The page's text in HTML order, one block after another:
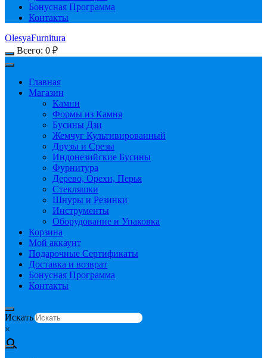
Бонусная Программа
Контакты
OlesyaFurnitura
Всего: 0 ₽
Главная
Магазин
Камни
Формы из Камня
Бусины Дзи
Жемчуг Культивированный
Друзы и Срезы
Индонезийские Бусины
Фурнитура
Дерево, Орехи, Перья
Стекляшки
Шнуры и Резинки
Инструменты
Оборудование и Упаковка
Корзина
Мой аккаунт
Подарочные Сертификаты
Доставка и возврат
Бонусная Программа
Контакты
Искать
×